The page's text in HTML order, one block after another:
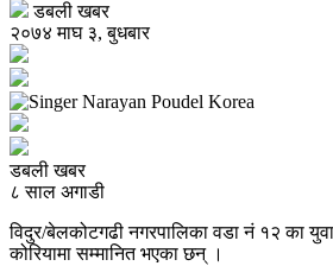
डबली खबर
२०७४ माघ ३, बुधबार
डबली खबर
८ साल अगाडी
विदुर/बेलकोटगढी नगरपालिका वडा नं १२ का
कोरियामा सम्मानित भएका छन् ।